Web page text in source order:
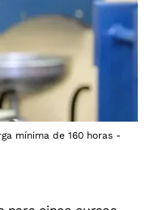
mínima de 160 horas -